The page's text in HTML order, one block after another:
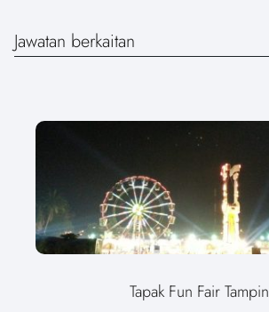
Jawatan berkaitan
Tapak Fun Fair Tampin